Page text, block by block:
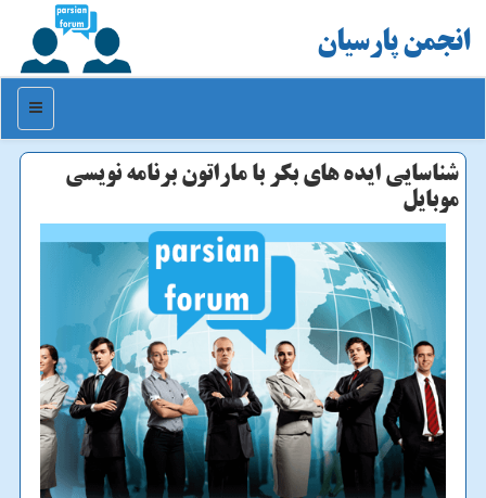
انجمن پارسیان
منو
شناسایی ایده های بكر با ماراتون برنامه نویسی
موبایل